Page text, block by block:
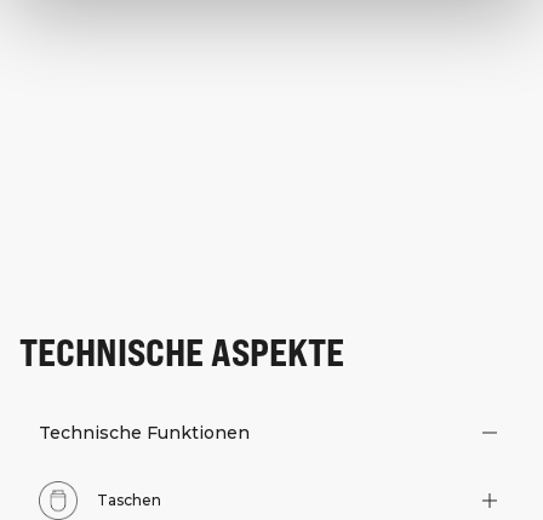
TECHNISCHE ASPEKTE
Technische Funktionen
Taschen